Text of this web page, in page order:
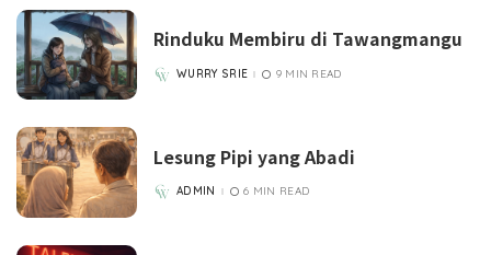
Rinduku Membiru di Tawangmangu
POSTED
WURRY SRIE 9 MIN READ
Lesung Pipi yang Abadi
POSTED
ADMIN 6 MIN READ